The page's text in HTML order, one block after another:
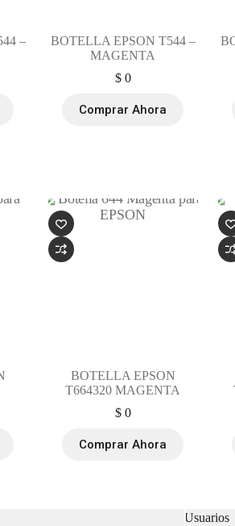
–
BOTELLA EPSON T544 –
MAGENTA
$0
Comprar Ahora
BOTELLA EPSON
T664320 MAGENTA
$0
Comprar Ahora
Usuarios